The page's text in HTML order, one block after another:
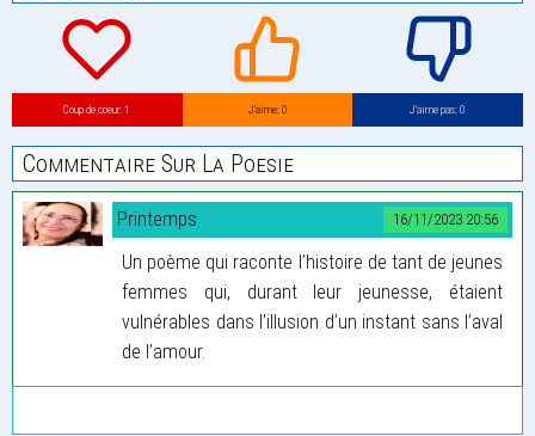
Coup de coeur: 1 J’aime: 0 J’aime pas: 0
Commentaire Sur La Poesie
16/11/2023 20:56
Printemps
Un poème qui raconte l’histoire de tant de jeunes
femmes qui, durant leur jeunesse, étaient
vulnérables dans l’illusion d’un instant sans l’aval
de l’amour.